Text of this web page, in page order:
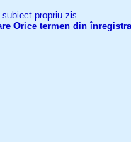
propriu-zis
Orice termen din